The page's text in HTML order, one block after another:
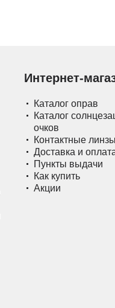
Интернет-
Каталог оправ
Каталог
очков
Контактные линзы
Доставка и
Пункты выдачи
Как купить
Акции